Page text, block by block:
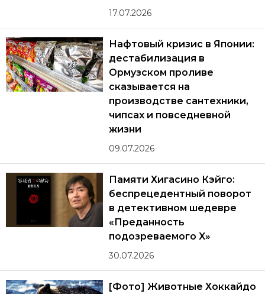
17.07.2026
Нафтовый кризис в Японии:
дестабилизация в
Ормузском проливе
сказывается на
производстве сантехники,
чипсах и повседневной
жизни
09.07.2026
Памяти Хигасино Кэйго:
беспрецедентный поворот
в детективном шедевре
«Преданность
подозреваемого X»
30.07.2026
[Фото] Животные Хоккайдо